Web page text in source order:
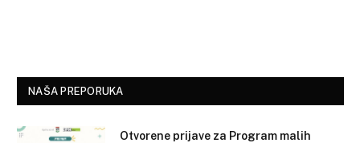
NAŠA PREPORUKA
Otvorene prijave za Program malih